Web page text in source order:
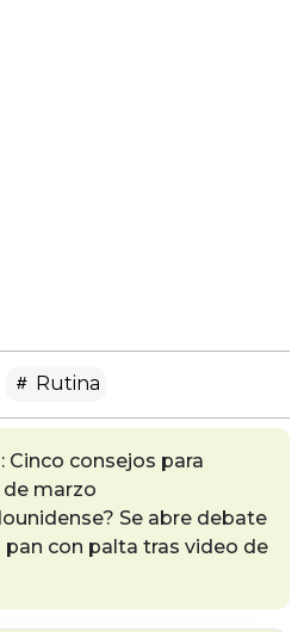
Rutina
Cinco consejos para
marzo
Se abre debate
con palta tras video de